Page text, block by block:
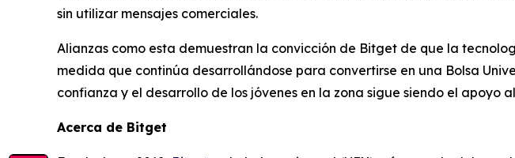
sin utilizar mensajes comerciales.
Alianzas como esta demuestran la convicción de Bitget de que la
medida que continúa desarrollándose para convertirse en una Bolsa
confianza y el desarrollo de los jóvenes en la zona sigue siendo el apoyo
Acerca de Bitget